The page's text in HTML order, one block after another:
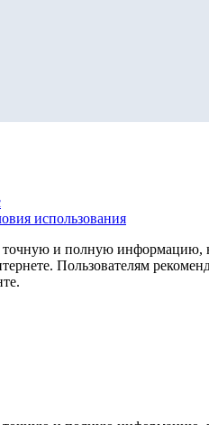
использования
точную и полную информацию,
Пользователям